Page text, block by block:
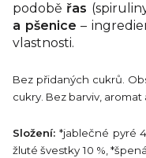
podobě řas
a pšenice –
vlastnosti.
Bez přidaných cukrů.
cukry. Bez barviv,
Složení: *jablečné pyré
žluté švestky 10 %,